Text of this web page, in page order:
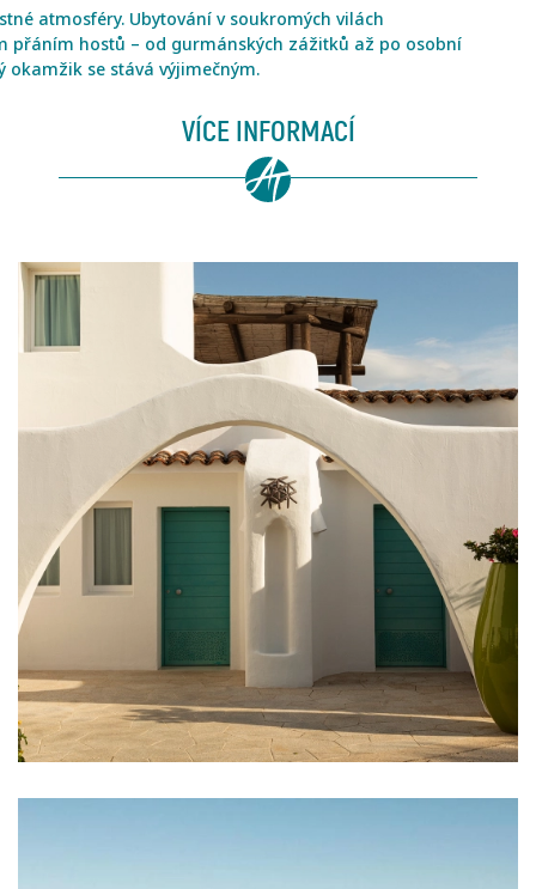
atmosféry. Ubytování v soukromých vilách
přáním hostů – od gurmánských zážitků až po osobní
okamžik se stává výjimečným.
VÍCE INFORMACÍ